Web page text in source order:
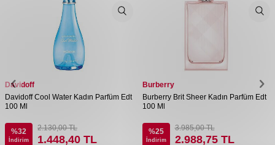
Davidoff
Davidoff Cool Water Kadın Parfüm Edt
100 Ml
%32
İndirim
2.130,00TL
1.448,40 TL
Burberry
Burberry Brit Sheer Kadın Parfüm Edt
100 Ml
%25
İndirim
3.985,00TL
2.988,75TL